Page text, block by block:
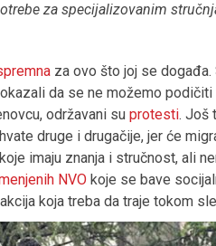
za specijalizovanim
za ovo što joj se
da se ne možemo
održavani su protesti. Još
druge i drugačije, jer će
imaju znanja i stručnost, ali
NVO koje se bave
koja treba da traje tokom